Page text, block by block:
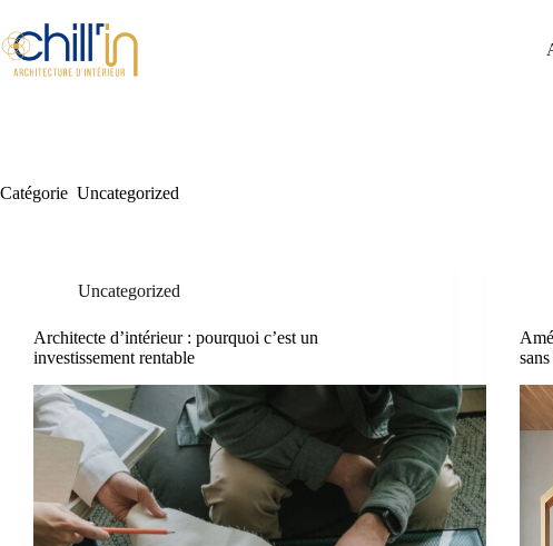
au
contenu
Catégorie Uncategorized
Uncategorized
Architecte d’intérieur : pourquoi c’est un
investissement rentable